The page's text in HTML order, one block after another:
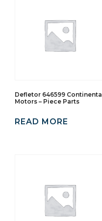
Defletor 646599 Continental
Motors – Piece Parts
READ MORE